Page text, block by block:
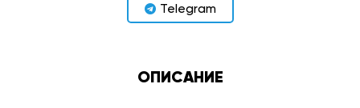
Telegram
ОПИСАНИЕ